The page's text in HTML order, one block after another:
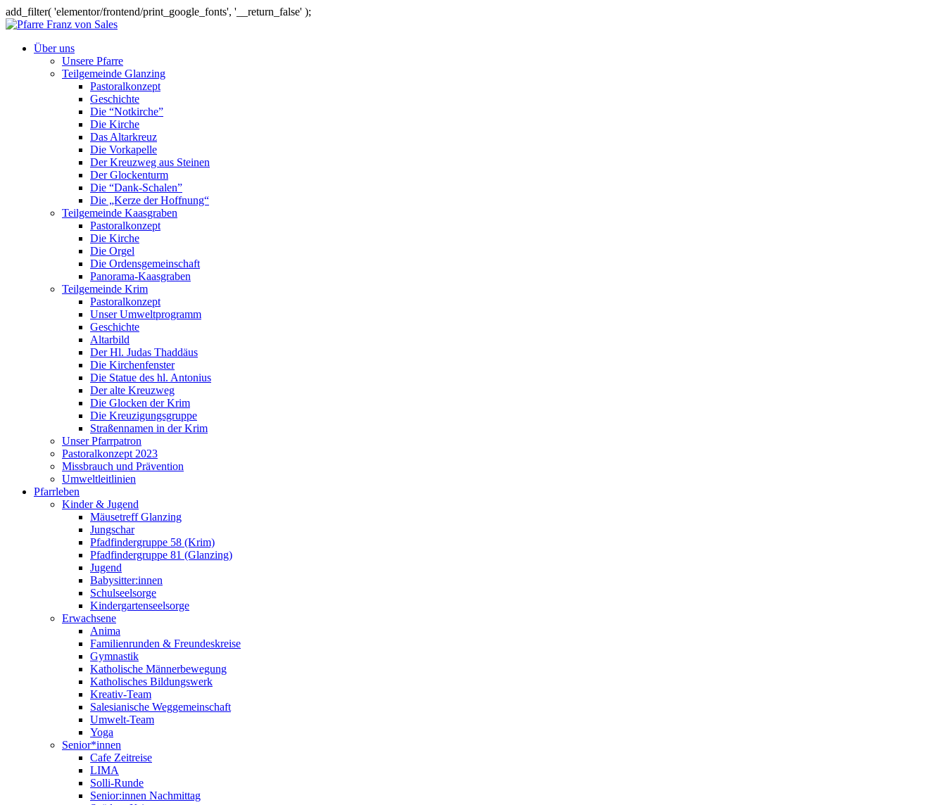
add_filter( 'elementor/frontend/print_google_fonts', '__return_false' );
Über uns
Unsere Pfarre
Teilgemeinde Glanzing
Pastoralkonzept
Geschichte
Die “Notkirche”
Die Kirche
Das Altarkreuz
Die Vorkapelle
Der Kreuzweg aus Steinen
Der Glockenturm
Die “Dank-Schalen”
Die „Kerze der Hoffnung“
Teilgemeinde Kaasgraben
Pastoralkonzept
Die Kirche
Die Orgel
Die Ordensgemeinschaft
Panorama-Kaasgraben
Teilgemeinde Krim
Pastoralkonzept
Unser Umweltprogramm
Geschichte
Altarbild
Der Hl. Judas Thaddäus
Die Kirchenfenster
Die Statue des hl. Antonius
Der alte Kreuzweg
Die Glocken der Krim
Die Kreuzigungsgruppe
Straßennamen in der Krim
Unser Pfarrpatron
Pastoralkonzept 2023
Missbrauch und Prävention
Umweltleitlinien
Pfarrleben
Kinder & Jugend
Mäusetreff Glanzing
Jungschar
Pfadfindergruppe 58 (Krim)
Pfadfindergruppe 81 (Glanzing)
Jugend
Babysitter:innen
Schulseelsorge
Kindergartenseelsorge
Erwachsene
Anima
Familienrunden & Freundeskreise
Gymnastik
Katholische Männerbewegung
Katholisches Bildungswerk
Kreativ-Team
Salesianische Weggemeinschaft
Umwelt-Team
Yoga
Senior*innen
Cafe Zeitreise
LIMA
Solli-Runde
Senior:innen Nachmittag